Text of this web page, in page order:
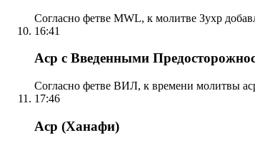
Согласно фетве MWL, к молитве Зухр
16:41
Аср с Введенными
Согласно фетве ВИЛ, к времени молитвы
17:46
Аср (Ханафи)